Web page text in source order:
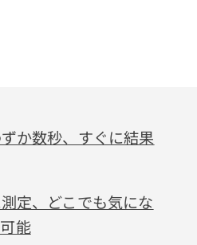
か数秒、すぐに結果
定、どこでも気にな
能